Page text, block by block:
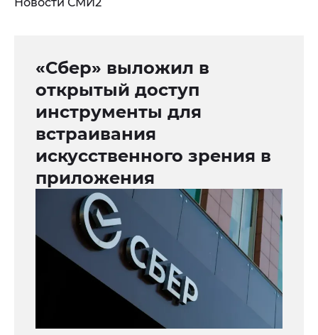
«Сбер» выложил в
открытый доступ
инструменты для
встраивания
искусственного зрения в
приложения